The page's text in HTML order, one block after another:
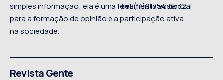
simples informação; ela é uma ferramenta essencial
para a formação de opinião e a participação ativa
na sociedade.
tel.(11)91754-6532
Revista Gente